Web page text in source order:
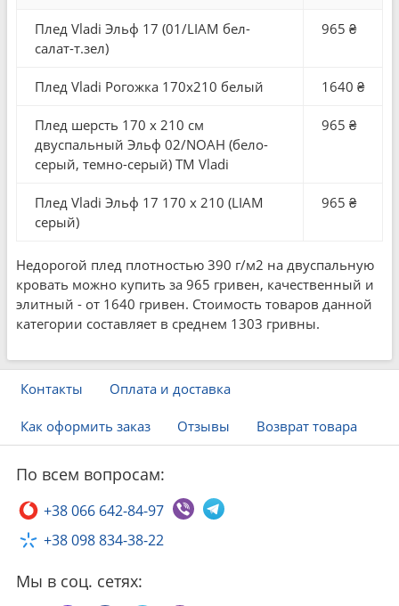
Плед Vladi Эльф 17 (01/LIAM бел-
салат-т.зел)
965 ₴
Плед Vladi Рогожка 170х210 белый 1640 ₴
Плед шерсть 170 x 210 см
двуспальный Эльф 02/NOAH (бело-
серый, темно-серый) ТМ Vladi
965 ₴
Плед Vladi Эльф 17 170 x 210 (LIAM
серый)
965 ₴
Недорогой плед плотностью 390 г/м2 на двуспальную
кровать можно купить за 965 гривен, качественный и
элитный - от 1640 гривен. Стоимость товаров данной
категории составляет в среднем 1303 гривны.
Контакты Оплата и доставка
Как оформить заказ Отзывы Возврат товара
По всем вопросам:
+38 066 642-84-97
+38 098 834-38-22
Мы в соц. сетях: